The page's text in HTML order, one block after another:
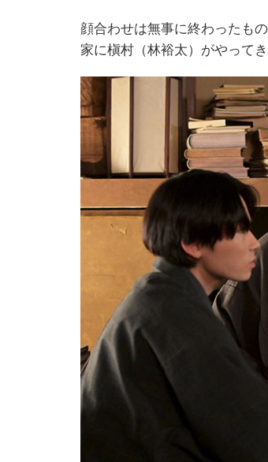
顔合わせは無事に終わったも
家に槇村（林裕太）がやって